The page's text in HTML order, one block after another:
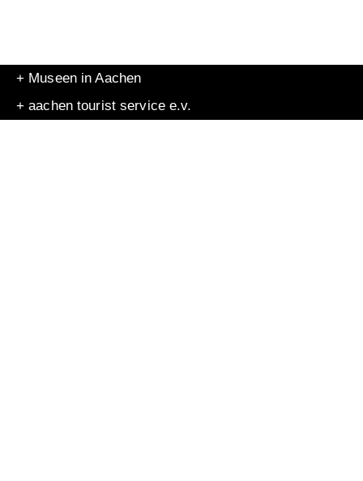
+ Museen in Aachen
+ aachen tourist service e.v.